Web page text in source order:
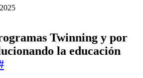
Twinning y por
la educación